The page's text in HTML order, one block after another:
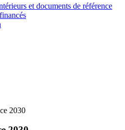
et documents de référence
2030